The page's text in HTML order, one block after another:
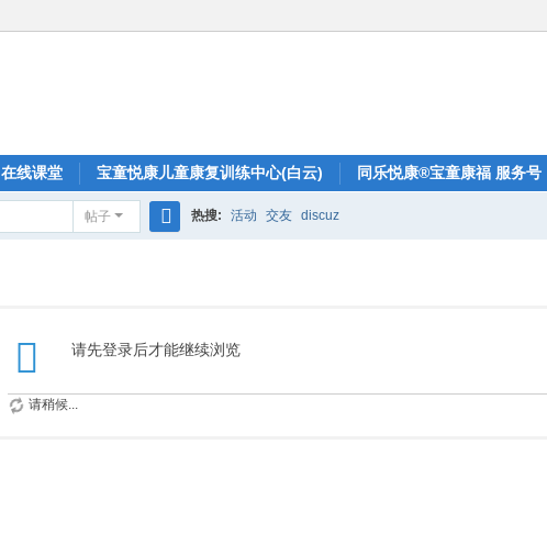
在线课堂 宝童悦康儿童康复训练中心(白云) 同乐悦康®宝童康福 服务号
帖子 热搜: 活动 交友 discuz
请先登录后才能继续浏览
请稍候...